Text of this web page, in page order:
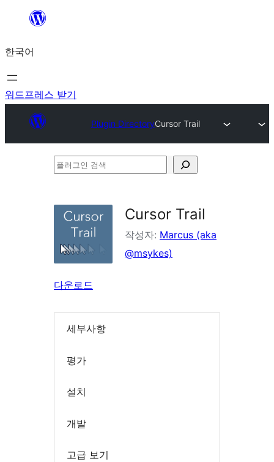
츠
로
바
기
한국어
워드프레스 받기
Plugin DirectoryCursor Trail
플
색
Cursor Trail
작성자: Marcus (aka
@msykes)
다운로드
세부사항
평가
설치
개발
고급 보기